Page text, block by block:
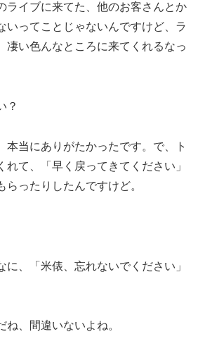
ライブに来てた、他のお客さんとか
いってことじゃないんですけど、ラ
凄い色んなところに来てくれるなっ
？
本当にありがたかったです。で、ト
れて、「早く戻ってきてください」
らったりしたんですけど。
に、「米俵、忘れないでください」
ね、間違いないよね。